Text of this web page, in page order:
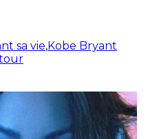
sa vie,Kobe Bryant